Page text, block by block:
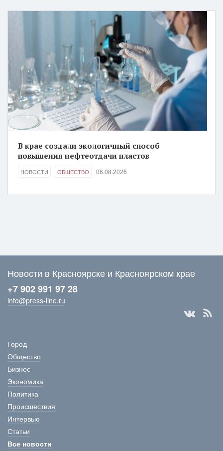
В крае создали экологичный способ
повышения нефтеотдачи пластов
НОВОСТИ ОБЩЕСТВО 06.08.2026
Новости в Красноярске и Красноярском крае
+7 902 991 97 28
info@press-line.ru
Город
Общество
Бизнес
Экономика
Политика
Происшествия
Интервью
Статьи
Все новости